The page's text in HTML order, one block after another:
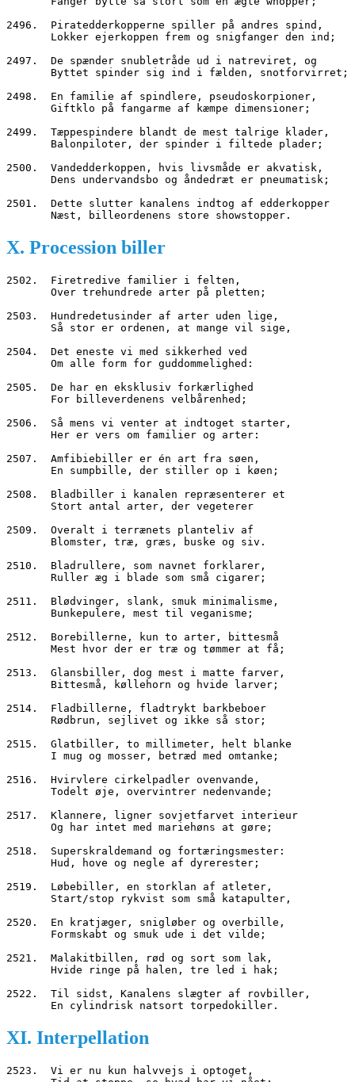
2496.  Piratedderkopperne spiller på andres spind,
       Lokker ejerkoppen frem og snigfanger den ind;
2497.  De spænder snubletråde ud i natreviret, og
       Byttet spinder sig ind i fælden, snotforvirret;
2498.  En familie af spindlere, pseudoskorpioner,
       Giftklo på fangarme af kæmpe dimensioner;
2499.  Tæppespindere blandt de mest talrige klader,
       Balonpiloter, der spinder i filtede plader;
2500.  Vandedderkoppen, hvis livsmåde er akvatisk,
       Dens undervandsbo og åndedræt er pneumatisk;
2501.  Dette slutter kanalens indtog af edderkopper
       Næst, billeordenens store showstopper.
X. Procession biller
2502.  Firetredive familier i felten,
       Over trehundrede arter på pletten;
2503.  Hundredetusinder af arter uden lige,
       Så stor er ordenen, at mange vil sige,
2504.  Det eneste vi med sikkerhed ved
       Om alle form for guddommelighed:
2505.  De har en eksklusiv forkærlighed
       For billeverdenens velbårenhed;
2506.  Så mens vi venter at indtoget starter,
       Her er vers om familier og arter:
2507.  Amfibiebiller er én art fra søen,
       En sumpbille, der stiller op i køen;
2508.  Bladbiller i kanalen repræsenterer et
       Stort antal arter, der vegeterer
2509.  Overalt i terrænets planteliv af
       Blomster, træ, græs, buske og siv.
2510.  Bladrullere, som navnet forklarer,
       Ruller æg i blade som små cigarer;
2511.  Blødvinger, slank, smuk minimalisme,
       Bunkepulere, mest til veganisme;
2512.  Borebillerne, kun to arter, bittesmå
       Mest hvor der er træ og tømmer at få;
2513.  Glansbiller, dog mest i matte farver,
       Bittesmå, køllehorn og hvide larver;
2514.  Fladbillerne, fladtrykt barkbeboer
       Rødbrun, sejlivet og ikke så stor;
2515.  Glatbiller, to millimeter, helt blanke
       I mug og mosser, betræd med omtanke;
2516.  Hvirvlere cirkelpadler ovenvande,
       Todelt øje, overvintrer nedenvande;
2517.  Klannere, ligner sovjetfarvet interieur
       Og har intet med mariehøns at gøre;
2518.  Superskraldemand og fortæringsmester:
       Hud, hove og negle af dyrerester;
2519.  Løbebiller, en storklan af atleter,
       Start/stop rykvist som små katapulter,
2520.  En kratjæger, snigløber og overbille,
       Formskabt og smuk ude i det vilde;
2521.  Malakitbillen, rød og sort som lak,
       Hvide ringe på halen, tre led i hak;
2522.  Til sidst, Kanalens slægter af rovbiller,
       En cylindrisk natsort torpedokiller.
XI. Interpellation
2523.  Vi er nu kun halvvejs i optoget,